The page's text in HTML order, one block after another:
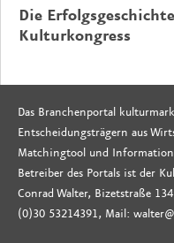
Die
Kulturkongress
Das Branchenportal
Entscheidungsträgern aus
Matchingtool und
Betreiber des Portals ist der
Conrad Walter, Bizetstraße
(0)30 53214391, Mail: